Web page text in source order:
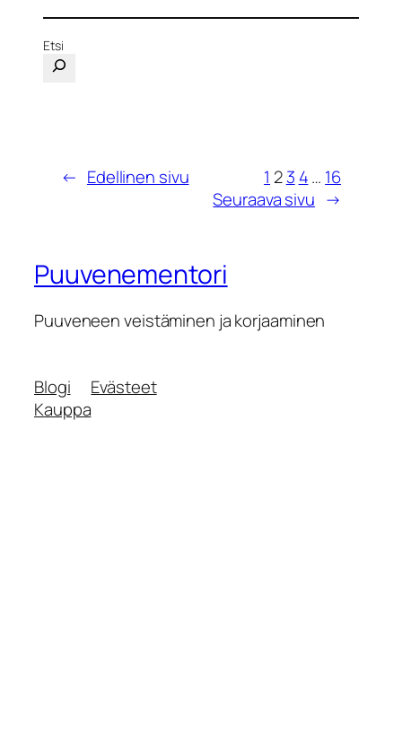
Etsi
← Edellinen sivu 1 23 4… 16
Seuraava sivu →
Puuvenementori
Puuveneen veistäminen ja korjaaminen
Blogi
Kauppa
Evästeet